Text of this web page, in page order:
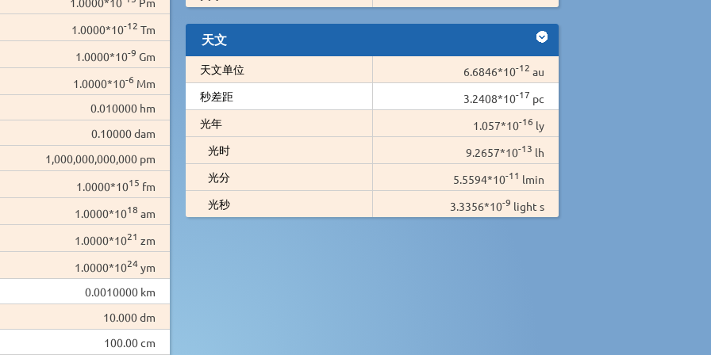
1.0000*10-12 Tm
1.0000*10-9 Gm
1.0000*10-6 Mm
0.010000 hm
0.10000 dam
1,000,000,000,000 pm
1.0000*1015 fm
1.0000*1018 am
1.0000*1021 zm
1.0000*1024ym
0.0010000 km
10.000 dm
100.00 cm
天文
天文单位 6.6846*10-12 au
秒差距
3.2408*10-17 pc
光年
1.057*10-16 ly
光时
9.2657*10-13 lh
光分
5.5594*10-11 lmin
光秒
3.3356*10-9 light s